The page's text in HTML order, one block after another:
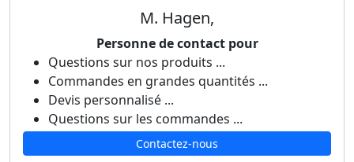
M. Hagen,
Personne de contact pour
Questions sur nos produits ...
Commandes en grandes quantités ...
Devis personnalisé ...
Questions sur les commandes ...
Contactez-nous